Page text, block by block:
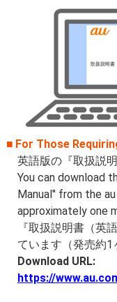
For Those
英語版の『取扱説
You can download
Manual" from the
approximately one
『取扱説明書（英
ています（発売約1
Download URL:
https://